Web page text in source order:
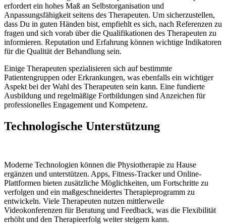
erfordert ein hohes Maß an Selbstorganisation und
Anpassungsfähigkeit seitens des Therapeuten. Um sicherzustellen,
dass Du in guten Händen bist, empfiehlt es sich, nach Referenzen zu
fragen und sich vorab über die Qualifikationen des Therapeuten zu
informieren. Reputation und Erfahrung können wichtige Indikatoren
für die Qualität der Behandlung sein.
Einige Therapeuten spezialisieren sich auf bestimmte
Patientengruppen oder Erkrankungen, was ebenfalls ein wichtiger
Aspekt bei der Wahl des Therapeuten sein kann. Eine fundierte
Ausbildung und regelmäßige Fortbildungen sind Anzeichen für
professionelles Engagement und Kompetenz.
Technologische Unterstützung
Moderne Technologien können die Physiotherapie zu Hause
ergänzen und unterstützen. Apps, Fitness-Tracker und Online-
Plattformen bieten zusätzliche Möglichkeiten, um Fortschritte zu
verfolgen und ein maßgeschneidertes Therapieprogramm zu
entwickeln. Viele Therapeuten nutzen mittlerweile
Videokonferenzen für Beratung und Feedback, was die Flexibilität
erhöht und den Therapieerfolg weiter steigern kann.